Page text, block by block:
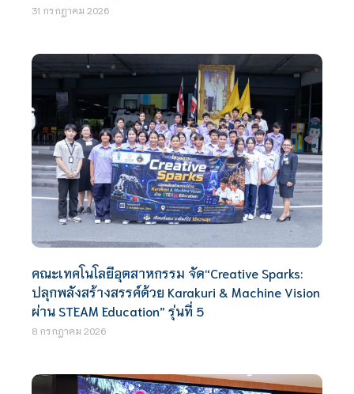
31 กรกฎาคม 2026
คณะเทคโนโลยีอุตสาหกรรม จัด“Creative Sparks:
ปลุกพลังสร้างสรรค์ด้วย Karakuri & Machine Vision
ผ่าน STEAM Education” รุ่นที่ 5
8 กรกฎาคม 2026